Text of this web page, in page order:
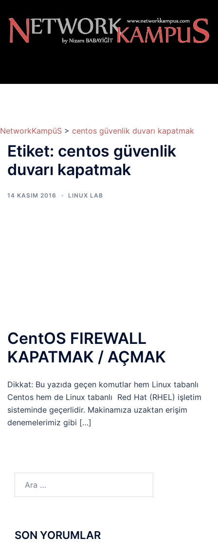
atla
NetworkKampüS > centos güvenlik duvarı kapatmak
Etiket: centos güvenlik
duvarı kapatmak
14 KASIM 2016 LINUX LAB
CentOS FIREWALL
KAPATMAK / AÇMAK
Dikkat: Bu yazıda geçen komutlar hem Linux tabanlı
Centos hem de Linux tabanlı Red Hat (RHEL) işletim
sisteminde geçerlidir. Makinamıza uzaktan erişim
denemelerimiz gibi […]
SON YORUMLAR